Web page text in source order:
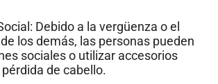
Debido a la vergüenza o el
los demás, las personas pueden
sociales o utilizar accesorios
de cabello.